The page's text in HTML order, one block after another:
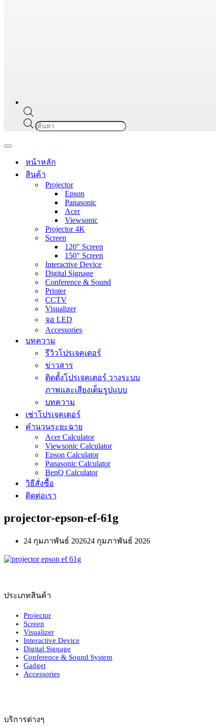
Products
search
Navigation
หน้าหลัก
สินค้า
Projector
Epson
Panasonic
Acer
Viewsonic
Projector 4K
Screen
120″ Screen
150″ Screen
Interactive Device
Digital Signage
Conference & Sound
Printer
CCTV
Visualizer
จอ LED
Accessories
บทความ
รีวิวโปรเจคเตอร์
ข่าวสาร
ติดตั้งโปรเจคเตอร์ วางระบบ
ภาพและเสียงเต็มรูปแบบ
บทความ
เช่าโปรเจคเตอร์
คำนวนระยะฉาย
Acer Calculator
Viewsonic Calculator
Epson Calculator
Panasonic Calculator
BenQ Calculator
วิธีสั่งซื้อ
ติดต่อเรา
projector-epson-ef-61g
24 กุมภาพันธ์ 202624 กุมภาพันธ์ 2026
ประเภทสินค้า
Projector
Screen
Visualizer
Interactive Device
Digital Signage
Conference & Sound System
Gadget
Accessories
บริการต่างๆ